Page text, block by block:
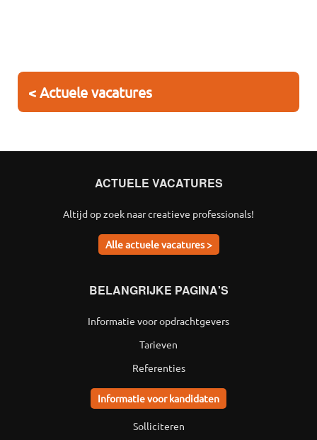
< Actuele vacatures
ACTUELE VACATURES
Altijd op zoek naar creatieve professionals!
Alle actuele vacatures >
BELANGRIJKE PAGINA'S
Informatie voor opdrachtgevers
Tarieven
Referenties
Informatie voor kandidaten
Solliciteren